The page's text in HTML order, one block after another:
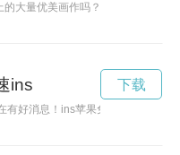
大量优美画作吗？那就赶紧找到
ins
有好消息！ins苹果免费永久加速
下载